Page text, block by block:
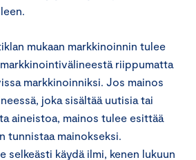
mukaan markkinoinnin tulee
riippumatta
markkinoinniksi. Jos mainos
joka sisältää uutisia tai
aineistoa, mainos tulee esittää
tunnistaa mainokseksi.
selkeästi käydä ilmi, kenen lukuun